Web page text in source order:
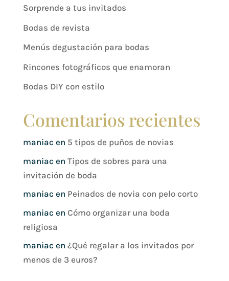
Sorprende a tus invitados
Bodas de revista
Menús degustación para bodas
Rincones fotográficos que enamoran
Bodas DIY con estilo
Comentarios recientes
maniac en 5 tipos de puños de novias
maniac en Tipos de sobres para una
invitación de boda
maniac en Peinados de novia con pelo corto
maniac en Cómo organizar una boda
religiosa
maniac en ¿Qué regalar a los invitados por
menos de 3 euros?